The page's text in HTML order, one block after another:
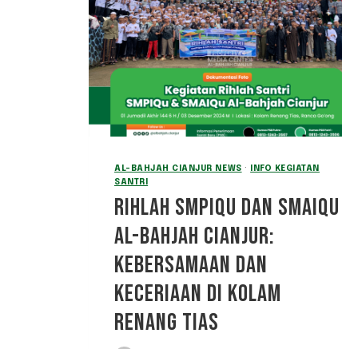
AL-BAHJAH CIANJUR NEWS ·
INFO KEGIATAN
SANTRI
RIHLAH SMPIQU DAN SMAIQU
AL-BAHJAH CIANJUR:
KEBERSAMAAN DAN
KECERIAAN DI KOLAM
RENANG TIAS